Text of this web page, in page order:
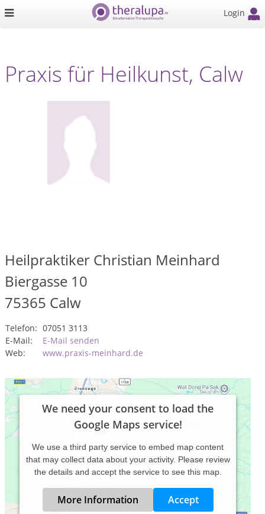
Login
Praxis für Heilkunst, Calw
Heilpraktiker Christian Meinhard
Biergasse 10
75365 Calw
Telefon: 07051 3113
E-Mail:
E-Mail senden
Web:
www.praxis-meinhard.de
We need your consent to load the
Google Maps service!
We use a third party service to embed map content
that may collect data about your activity. Please review
the details and accept the service to see this map.
More Information Accept